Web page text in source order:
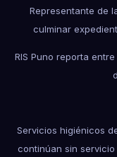
Representante de
culminar
RIS Puno reporta
Servicios higiénicos
continúan sin